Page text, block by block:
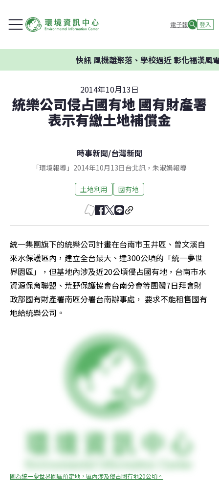
電子報 登入
快訊風機離聚落、學校過近 彰化福漢風電
2014年10月13日
統樂公司侵占國有地 國有財產署
表示有繳土地補償金
時事新聞/台灣新聞
「環境報導」2014年10月13日台北訊，朱淑娟報導
土地利用 國有地
統一集團旗下的統樂公司計畫在台南市玉井區、曾文溪自
來水保護區內，建立全台最大、達300公頃的「統一夢世
界園區」，但基地內涉及近20公頃侵占國有地，台南市水
資源保育聯盟、荒野保護協會台南分會等團體7日拜會財
政部國有財產署南區分署台南辦事處， 要求不能租售國有
地給統樂公司。
圖為統一夢世界園區預定地，區內涉及侵占國有地20公頃。